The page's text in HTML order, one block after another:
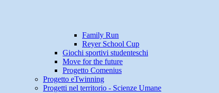
Family Run
Reyer School Cup
Giochi sportivi studenteschi
Move for the future
Progetto Comenius
Progetto eTwinning
Progetti nel territorio - Scienze Umane